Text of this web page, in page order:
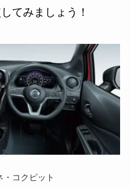
てみましょう！
・コクピット